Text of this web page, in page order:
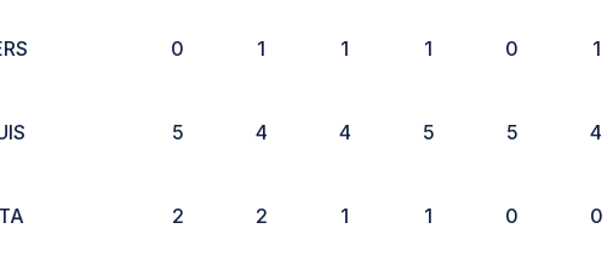
0 1 1 1 0 1
5 4 4 5 5 4
2 2 1 1 0 0